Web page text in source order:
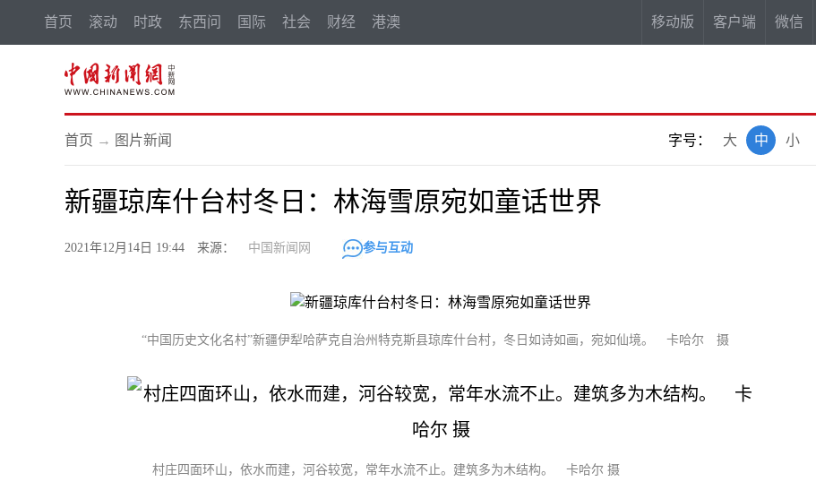
首页 滚动 时政 东西问 国际 社会 财经 港澳 移动版 客户端 微信
首页 → 图片新闻 字号： 小
中
大
新疆琼库什台村冬日：林海雪原宛如童话世界
2021年12月14日 19:44 来源： 中国新闻网 参与互动
“中国历史文化名村”新疆伊犁哈萨克自治州特克斯县琼库什台村，冬日如诗如画，宛如仙境。 卡哈尔 摄
村庄四面环山，依水而建，河谷较宽，常年水流不止。建筑多为木结构。 卡哈尔 摄